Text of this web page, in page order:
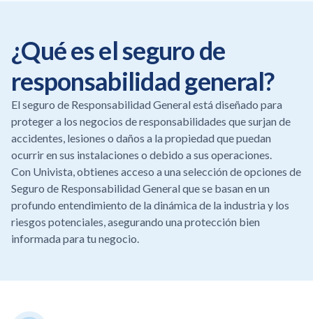
¿Qué es el seguro de
responsabilidad general?
El seguro de Responsabilidad General está diseñado para
proteger a los negocios de responsabilidades que surjan de
accidentes, lesiones o daños a la propiedad que puedan
ocurrir en sus instalaciones o debido a sus operaciones.
Con Univista, obtienes acceso a una selección de opciones de
Seguro de Responsabilidad General que se basan en un
profundo entendimiento de la dinámica de la industria y los
riesgos potenciales, asegurando una protección bien
informada para tu negocio.